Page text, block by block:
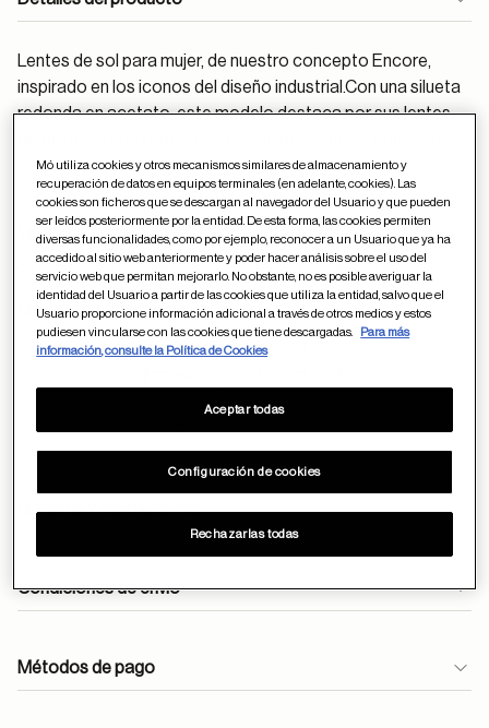
Lentes de sol para mujer, de nuestro concepto Encore,
inspirado en los iconos del diseño industrial.Con una silueta
redonda en acetato, este modelo destaca por sus lentes
Las laminaciones y los detalles metálicos añaden untoque
moderno y funcional, perfecto para el día a día.
Material:Acetato
Sigue estosconsejospara el cuidado de las gafas
Medidas (milímetros):
Garantía y devoluciones
Condiciones de envío
En óptica, las lentes monofocales antirreflejantes se
Métodos de pago
Mó utiliza cookies y otros mecanismos similares de almacenamiento y
recuperación de datos en equipos terminales (en adelante, cookies). Las
cookies son ficheros que se descargan al navegador del Usuario y que pueden
ser leídos posteriormente por la entidad. De esta forma, las cookies permiten
diversas funcionalidades, como por ejemplo, reconocer a un Usuario que ya ha
accedido al sitio web anteriormente y poder hacer análisis sobre el uso del
servicio web que permitan mejorarlo. No obstante, no es posible averiguar la
identidad del Usuario a partir de las cookies que utiliza la entidad, salvo que el
Usuario proporcione información adicional a través de otros medios y estos
pudiesen vincularse con las cookies que tiene descargadas.
Para más
información, consulte la Política de Cookies
Configuración de cookies
Rechazarlas todas
Aceptar todas